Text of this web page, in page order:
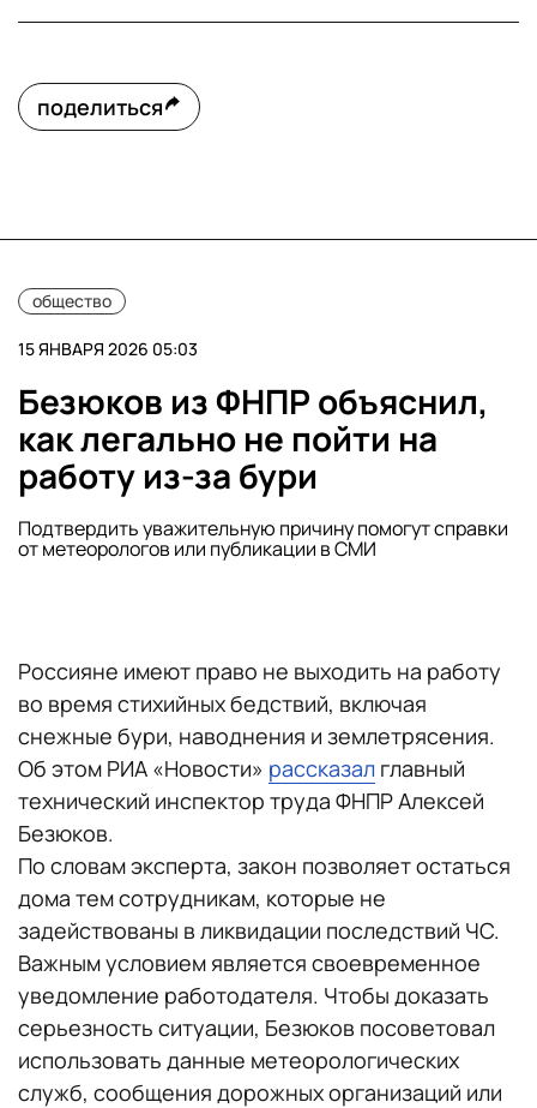
поделиться
общество
15 ЯНВАРЯ 2026 05:03
Безюков из ФНПР объяснил,
как легально не пойти на
работу из-за бури
Подтвердить уважительную причину помогут справки
от метеорологов или публикации в СМИ
Россияне имеют право не выходить на работу
во время стихийных бедствий, включая
снежные бури, наводнения и землетрясения.
Об этом РИА «Новости» рассказал главный
технический инспектор труда ФНПР Алексей
Безюков.
По словам эксперта, закон позволяет остаться
дома тем сотрудникам, которые не
задействованы в ликвидации последствий ЧС.
Важным условием является своевременное
уведомление работодателя. Чтобы доказать
серьезность ситуации, Безюков посоветовал
использовать данные метеорологических
служб, сообщения дорожных организаций или